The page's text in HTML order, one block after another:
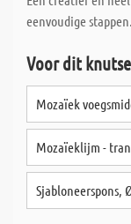
eenvoudige stappen.
Voor dit
Mozaïek
Mozaïeklijm -
Sjabloneerspons,